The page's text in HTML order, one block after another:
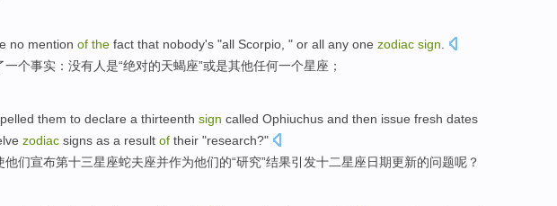
no mention of the fact that nobody's "all Scorpio, " or all any one zodiac sign.
一个事实 ： 没有人是“绝对的天蝎座”或是其他任何一个星座；
them to declare a thirteenth sign called Ophiuchus and then issue fresh dates
zodiac signs as a result of their "research?"
他们宣布第十三星座蛇夫座并作为他们的“研究”结果引发十二星座日期更新的问题呢？